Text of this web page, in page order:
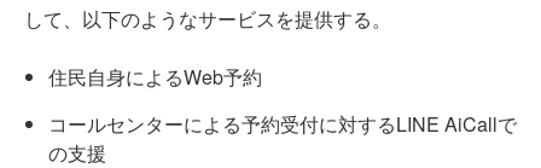
して、以下のようなサービスを提供する。
住民自身によるWeb予約
コールセンターによる予約受付に対するLINE AiCallで
の支援